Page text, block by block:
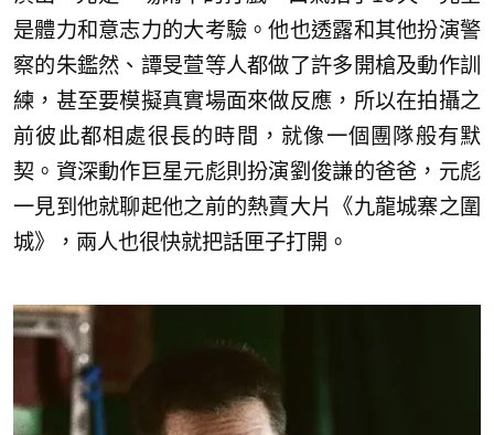
是體力和意志力的大考驗。他也透露和其他扮演警
察的朱鑑然、譚旻萱等人都做了許多開槍及動作訓
練，甚至要模擬真實場面來做反應，所以在拍攝之
前彼此都相處很長的時間，就像一個團隊般有默
契。資深動作巨星元彪則扮演劉俊謙的爸爸，元彪
一見到他就聊起他之前的熱賣大片《九龍城寨之圍
城》，兩人也很快就把話匣子打開。